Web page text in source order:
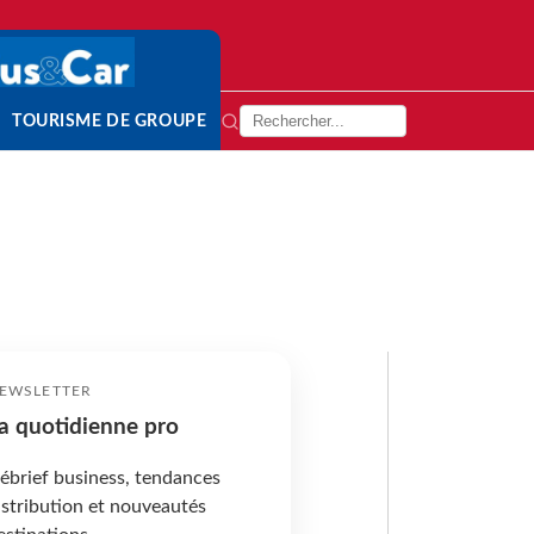
TOURISME DE GROUPE
quotidienne pro
business, tendances
et nouveautés